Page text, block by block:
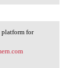
go-to
platform for